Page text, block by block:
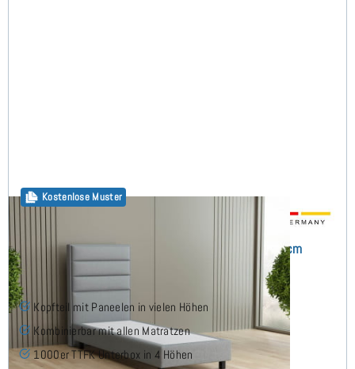
Kostenlose Muster
Alex Boxspringbett ohne Matratze 90x210 cm
Kopfteil mit Paneelen in vielen Höhen
Kombinierbar mit allen Matratzen
1000er TTFK Unterbox in 4 Höhen